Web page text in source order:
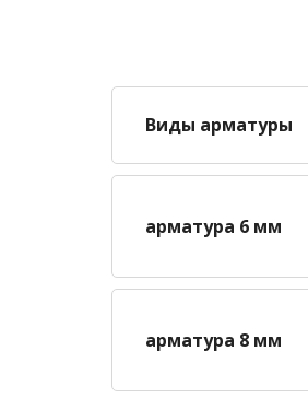
Виды арматуры
арматура 6 мм
арматура 8 мм